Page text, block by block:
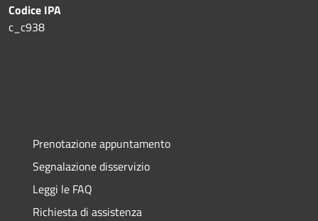
Codice IPA
c_c938
Prenotazione appuntamento
Segnalazione disservizio
Leggi le FAQ
Richiesta di assistenza